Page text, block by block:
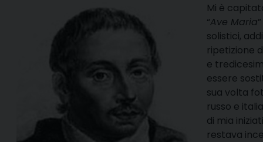
Mi è
“Ave Maria
solistici,
ripetizione
e
essere
sua volta
russo e
di mia
restava